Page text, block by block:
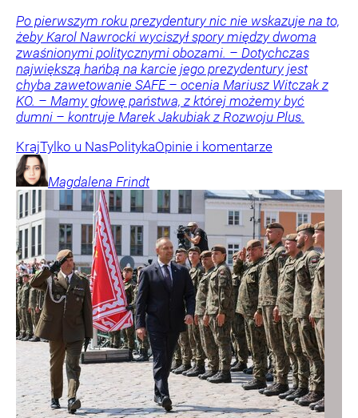
Po pierwszym roku prezydentury nic nie wskazuje na to,
żeby Karol Nawrocki wyciszył spory między dwoma
zwaśnionymi politycznymi obozami. – Dotychczas
największą hańbą na karcie jego prezydentury jest
chyba zawetowanie SAFE – ocenia Mariusz Witczak z
KO. – Mamy głowę państwa, z której możemy być
dumni – kontruje Marek Jakubiak z Rozwoju Plus.
KrajTylko u NasPolitykaOpinie i komentarze
Magdalena Frindt